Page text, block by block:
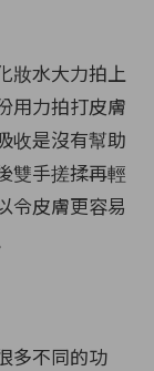
妝水大力拍上
用力拍打皮膚
收是沒有幫助
雙手搓揉再輕
令皮膚更容易
多不同的功